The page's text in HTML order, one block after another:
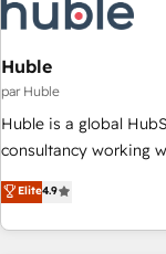
Huble
par Huble
Huble is a global
consultancy working
businesses. We go beyond implementation, shaping the
strategy, processes,
genuine growth engine. Named HubSpot's Global
Elite4.9